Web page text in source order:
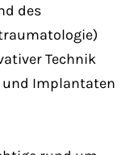
des
Technik
Implantaten